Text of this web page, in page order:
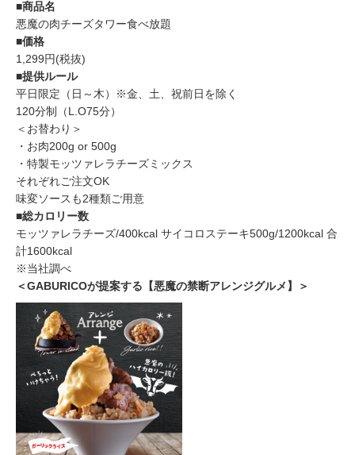
■商品名
悪魔の肉チーズタワー食べ放題
■価格
1,299円(税抜)
■提供ルール
平日限定（日～木）※金、土、祝前日を除く
120分制（L.O75分）
＜お替わり＞
・お肉200g or 500g
・特製モッツァレラチーズミックス
それぞれご注文OK
味変ソースも2種類ご用意
■総カロリー数
モッツァレラチーズ/400kcal サイコロステーキ500g/1200kcal 合
計1600kcal
※当社調べ
＜GABURICOが提案する【悪魔の禁断アレンジグルメ】＞